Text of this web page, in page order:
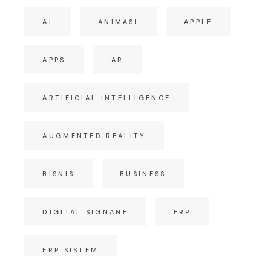
AI ANIMASI APPLE
APPS AR
ARTIFICIAL INTELLIGENCE
AUGMENTED REALITY
BISNIS BUSINESS
DIGITAL SIGNANE ERP
ERP SISTEM